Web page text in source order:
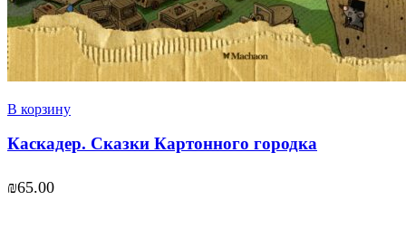
В корзину
Каскадер. Сказки Картонного городка
₪65.00